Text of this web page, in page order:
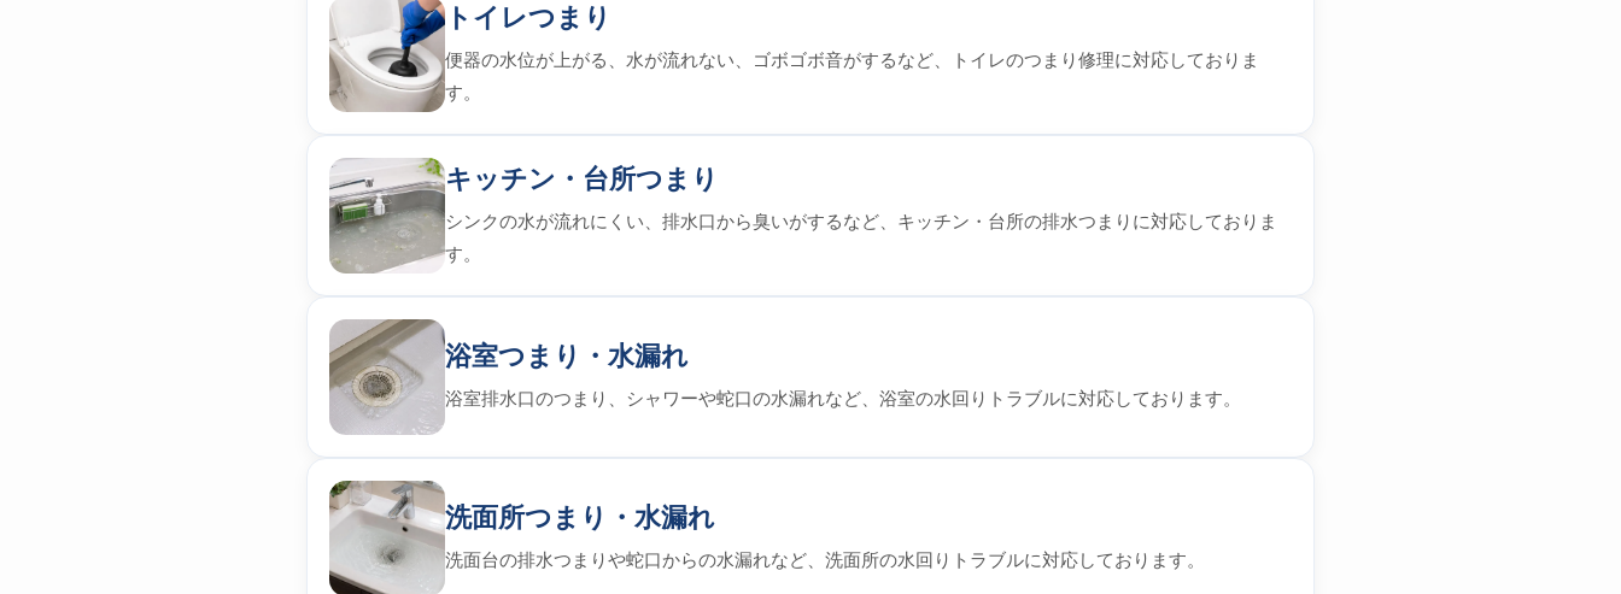
トイレつまり
便器の水位が上がる、水が流れない、ゴボゴボ音がするなど、トイレのつまり修理に対応しておりま
す。
キッチン・台所つまり
シンクの水が流れにくい、排水口から臭いがするなど、キッチン・台所の排水つまりに対応しておりま
す。
浴室つまり・水漏れ
浴室排水口のつまり、シャワーや蛇口の水漏れなど、浴室の水回りトラブルに対応しております。
洗面所つまり・水漏れ
洗面台の排水つまりや蛇口からの水漏れなど、洗面所の水回りトラブルに対応しております。